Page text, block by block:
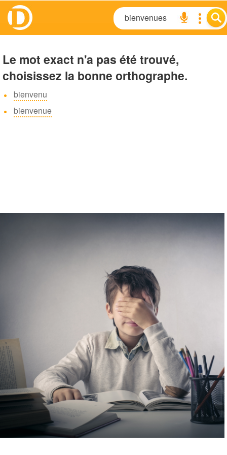
Le mot exact n'a pas été trouvé,
choisissez la bonne orthographe.
bienvenu
bienvenue